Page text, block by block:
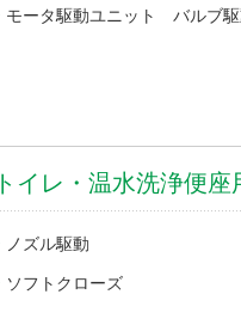
モータ駆動ユニット バルブ
トイレ・温水洗浄便
ノズル駆動
ソフトクローズ